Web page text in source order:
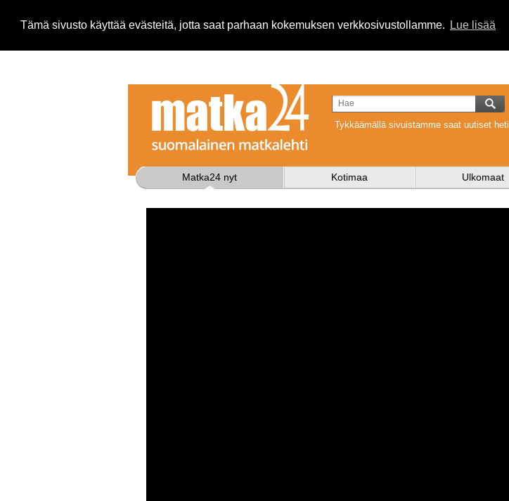
Tämä sivusto käyttää evästeitä, jotta saat parhaan kokemuksen verkkosivustollamme. Lue lisää
Tykkäämällä sivuistamme saat uutiset heti
Matka24 nyt Kotimaa Ulkomaat